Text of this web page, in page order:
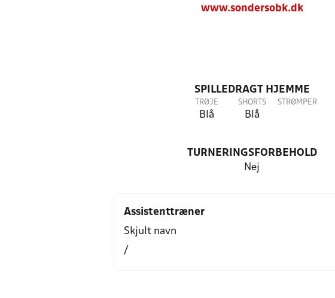
www.sondersobk.dk
SPILLEDRAGT HJEMME
TRØJE
Blå
SHORTS
Blå
STRØMPER
TURNERINGSFORBEHOLD
Nej
Assistenttræner
Skjult navn
/